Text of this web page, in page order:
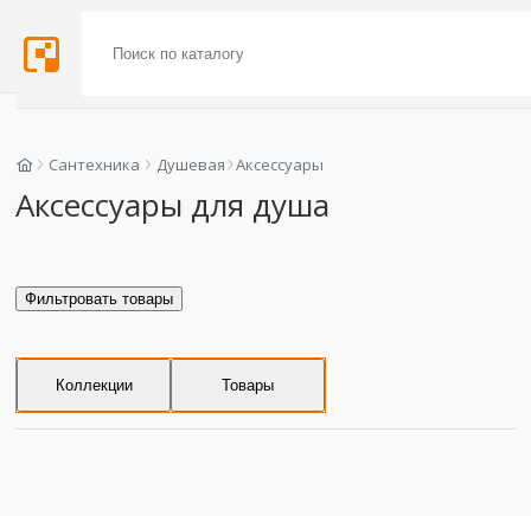
Сантехника Душевая Аксессуары
Аксессуары для душа
Фильтровать товары
Коллекции Товары